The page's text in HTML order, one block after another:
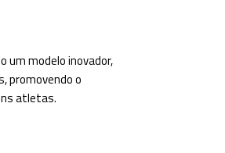
um modelo inovador,
promovendo o
atletas.